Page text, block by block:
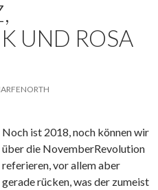
UND ROSA
Noch ist 2018, noch können wir
über die NovemberRevolution
referieren, vor allem aber
gerade rücken, was der zumeist